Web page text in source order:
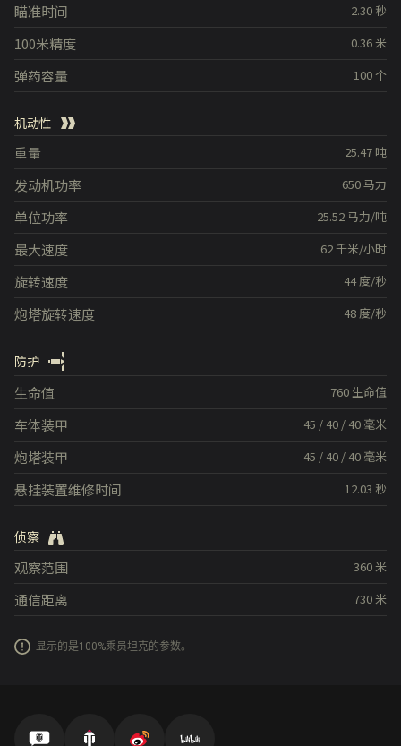
2.30 秒
瞄准时间
0.36米
100米精度
100个
弹药容量
机动性
25.47 吨
重量
650马力
发动机功率
25.52马力/吨
单位功率
62千米/小时
最大速度
44度/秒
旋转速度
48 度/秒
炮塔旋转速度
防护
760 生命值
生命值
45 / 40 / 40 毫米
车体装甲
45 / 40 / 40 毫米
炮塔装甲
12.03 秒
悬挂装置维修时间
侦察
360米
观察范围
730米
通信距离
显示的是100%乘员坦克的参数。